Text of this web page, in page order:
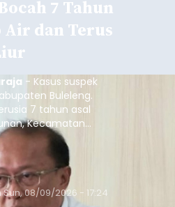
Sun, 08/09/2026 - 18:16
Pura
Akhirnya